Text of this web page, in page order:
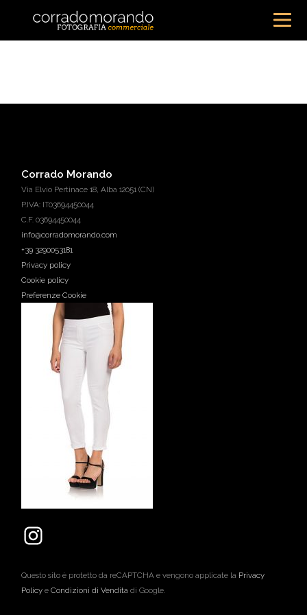
Corrado Morando
Via Elvio Pertinace 18, Alba 12051 (CN)
P.IVA: IT03694450044
C.F. 03694450044
info@corradomorando.com
+39 3290053181
Privacy policy
Cookie policy
Preferenze Cookie
Questo sito è protetto da reCAPTCHA e vengono applicate la Privacy
Policy eCondizioni di Vendita di Google.